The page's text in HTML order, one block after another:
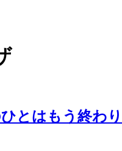
とはもう終わ